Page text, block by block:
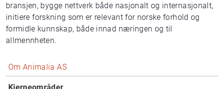
bransjen, bygge nettverk både nasjonalt og internasjonalt,
initiere forskning som er relevant for norske forhold og
formidle kunnskap, både innad næringen og til
allmennheten.
Om Animalia AS